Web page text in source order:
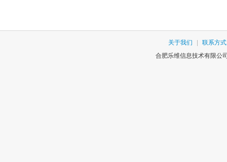
关于我们
联系方式
合肥乐维信息技术有限公